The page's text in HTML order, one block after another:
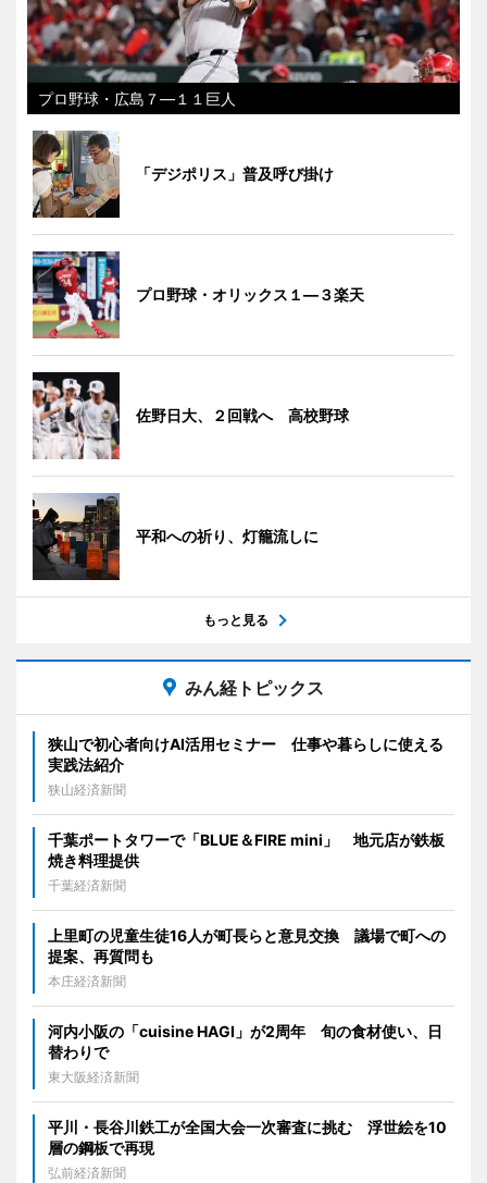
プロ野球・広島７―１１巨人
「デジポリス」普及呼び掛け
プロ野球・オリックス１―３楽天
佐野日大、２回戦へ 高校野球
平和への祈り、灯籠流しに
もっと見る
みん経トピックス
狭山で初心者向けAI活用セミナー 仕事や暮らしに使える
実践法紹介
狭山経済新聞
千葉ポートタワーで「BLUE＆FIRE mini」 地元店が鉄板
焼き料理提供
千葉経済新聞
上里町の児童生徒16人が町長らと意見交換 議場で町への
提案、再質問も
本庄経済新聞
河内小阪の「cuisine HAGI」が2周年 旬の食材使い、日
替わりで
東大阪経済新聞
平川・長谷川鉄工が全国大会一次審査に挑む 浮世絵を10
層の鋼板で再現
弘前経済新聞